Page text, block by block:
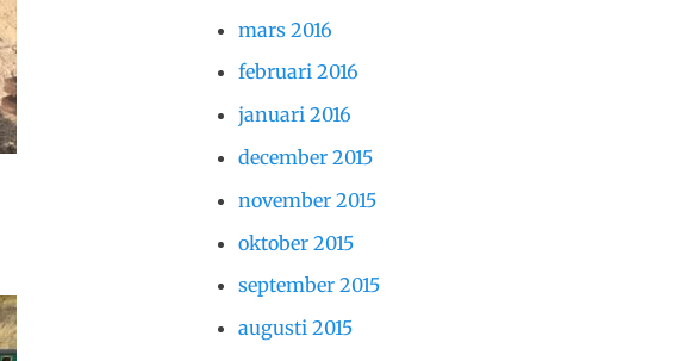
mars 2016
februari 2016
januari 2016
december 2015
november 2015
oktober 2015
september 2015
augusti 2015